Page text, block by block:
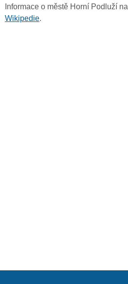
Informace o městě Horní Podluží
Wikipedie.